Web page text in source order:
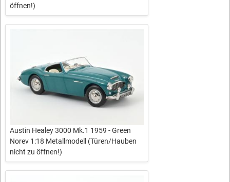
öffnen!)
Austin Healey 3000 Mk.1 1959 - Green
Norev 1:18 Metallmodell (Türen/Hauben
nicht zu öffnen!)